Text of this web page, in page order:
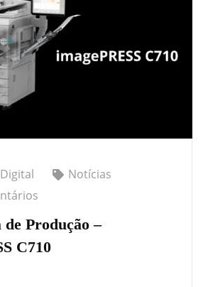
Notícias
Produção –
C710